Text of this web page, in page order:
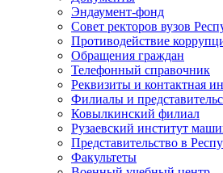
Эндаумент-фонд
Совет ректоров вузов
Противодействие
Обращения граждан
Телефонный справочник
Реквизиты и контактная
Филиалы и
Ковылкинский филиал
Рузаевский институт
Представительство в
Факультеты